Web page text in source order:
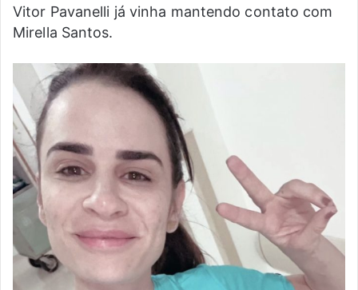
Vitor Pavanelli já vinha mantendo contato com
Mirella Santos.